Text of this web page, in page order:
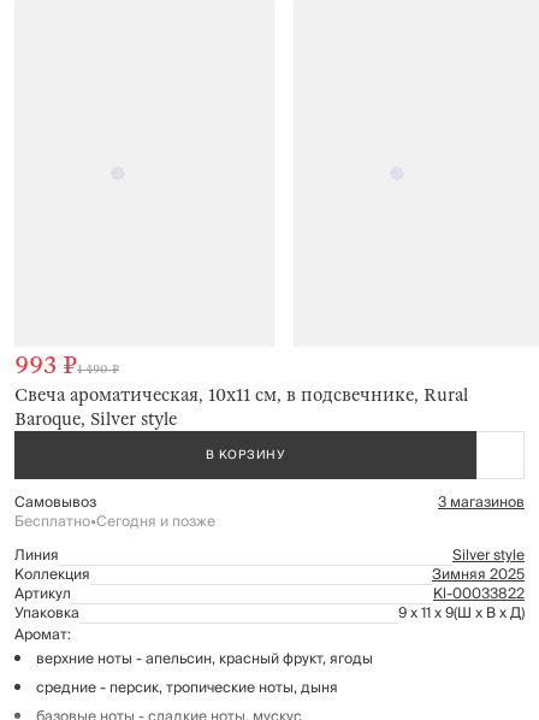
Свеча ароматическая, 10х11 см, в подсвечнике, Rural
Baroque, Silver style
993 ₽1 490 ₽
В КОРЗИНУ
Самовывоз 3 магазинов
Бесплатно•Сегодня и позже
Линия
Silver style
Коллекция Зимняя 2025
Артикул Kl-00033822
Упаковка 9 x 11 x 9(Ш x В x Д)
Аромат:
верхние ноты - апельсин, красный фрукт, ягоды
средние - персик, тропические ноты, дыня